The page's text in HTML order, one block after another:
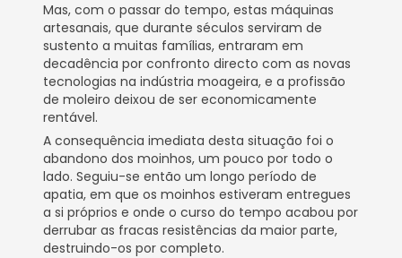
Mas, com o passar do tempo, estas máquinas
artesanais, que durante séculos serviram de
sustento a muitas famílias, entraram em
decadência por confronto directo com as novas
tecnologias na indústria moageira, e a profissão
de moleiro deixou de ser economicamente
rentável.
A consequência imediata desta situação foi o
abandono dos moinhos, um pouco por todo o
lado. Seguiu-se então um longo período de
apatia, em que os moinhos estiveram entregues
a si próprios e onde o curso do tempo acabou por
derrubar as fracas resistências da maior parte,
destruindo-os por completo.